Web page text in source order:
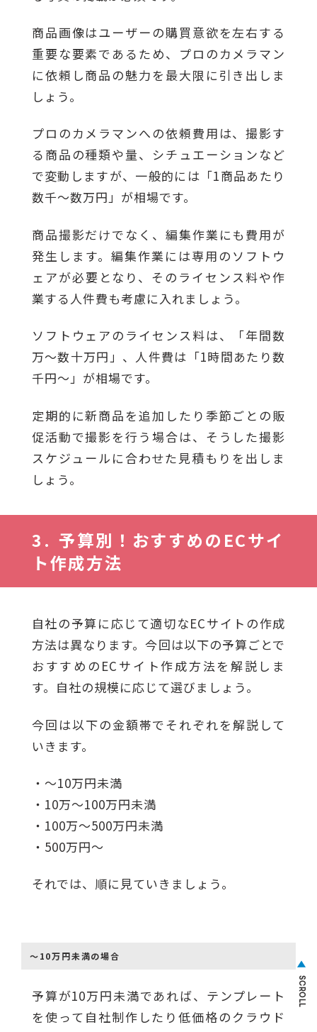
商品画像はユーザーの購買意欲を左右する
重要な要素であるため、プロのカメラマン
に依頼し商品の魅力を最大限に引き出しま
しょう。
プロのカメラマンへの依頼費用は、撮影す
る商品の種類や量、シチュエーションなど
で変動しますが、一般的には「1商品あたり
数千〜数万円」が相場です。
商品撮影だけでなく、編集作業にも費用が
発生します。編集作業には専用のソフトウ
ェアが必要となり、そのライセンス料や作
業する人件費も考慮に入れましょう。
ソフトウェアのライセンス料は、「年間数
万〜数十万円」、人件費は「1時間あたり数
千円〜」が相場です。
定期的に新商品を追加したり季節ごとの販
促活動で撮影を行う場合は、そうした撮影
スケジュールに合わせた見積もりを出しま
しょう。
予算別！おすすめのECサイ
ト作成方法
自社の予算に応じて適切なECサイトの作成
方法は異なります。今回は以下の予算ごとで
おすすめのECサイト作成方法を解説しま
す。自社の規模に応じて選びましょう。
今回は以下の金額帯でそれぞれを解説して
いきます。
・〜10万円未満
・10万〜100万円未満
・100万〜500万円未満
・500万円〜
それでは、順に見ていきましょう。
〜10万円未満の場合
予算が10万円未満であれば、テンプレート
を使って自社制作したり低価格のクラウド
S
C
R
O
L
L